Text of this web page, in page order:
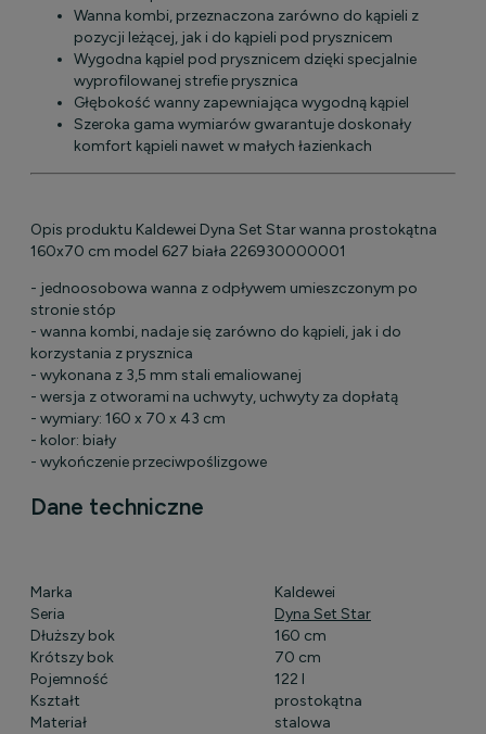
Wanna kombi, przeznaczona zarówno do kąpieli z
pozycji leżącej, jak i do kąpieli pod prysznicem
Wygodna kąpiel pod prysznicem dzięki specjalnie
wyprofilowanej strefie prysznica
Głębokość wanny zapewniająca wygodną kąpiel
Szeroka gama wymiarów gwarantuje doskonały
komfort kąpieli nawet w małych łazienkach
Opis produktu Kaldewei Dyna Set Star wanna prostokątna
160x70 cm model 627 biała 226930000001
- jednoosobowa wanna z odpływem umieszczonym po
stronie stóp
- wanna kombi, nadaje się zarówno do kąpieli, jak i do
korzystania z prysznica
- wykonana z 3,5 mm stali emaliowanej
- wersja z otworami na uchwyty, uchwyty za dopłatą
- wymiary: 160 x 70 x 43 cm
- kolor: biały
- wykończenie przeciwpoślizgowe
Dane techniczne
Marka
Kaldewei
Seria
Dyna Set Star
Dłuższy bok
160 cm
Krótszy bok
70 cm
Pojemność
122 l
Kształt
prostokątna
Materiał
stalowa